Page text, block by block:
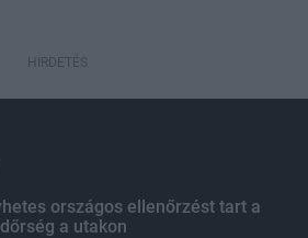
HIRDETÉS
országos ellenőrzést tart a
a utakon